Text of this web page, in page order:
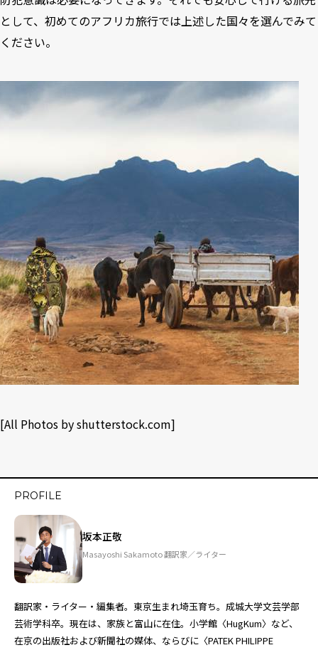
として、初めてのアフリカ旅行では上述した国々を選んでみて
ください。
[All Photos byshutterstock.com]
PROFILE
坂本正敬
Masayoshi Sakamoto 翻訳家／ライター
翻訳家・ライター・編集者。東京生まれ埼玉育ち。成城大学文芸学部
芸術学科卒。現在は、家族と富山に在住。小学館〈HugKum〉など、
在京の出版社および新聞社の媒体、ならびに〈PATEK PHILIPPE